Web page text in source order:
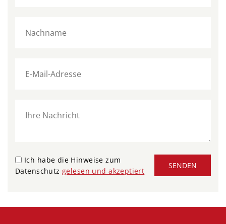
SENDEN
Ich habe die Hinweise zum
Datenschutzgelesen und akzeptiert